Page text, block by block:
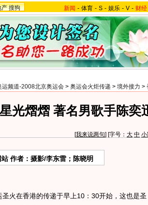
产 搜狗 新闻 - 体育 - S - 娱乐 - V - 财经
运频道-2008北京奥运会 > 奥运会火炬传递 > 境外接力 >
光熠熠 著名男歌手陈奕
[我来说两句] [字号： 大 中 小]
作者：摄影/李东雷；陈晓明
在香港的传递于早上10：30开始，这也是圣